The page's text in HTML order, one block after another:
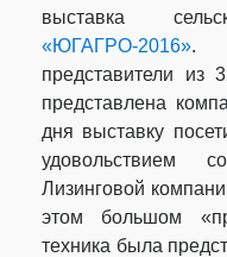
выставка
«ЮГАГРО-2016».
представители из
представлена
дня выставку
удовольствием
Лизинговой
этом большом
техника была